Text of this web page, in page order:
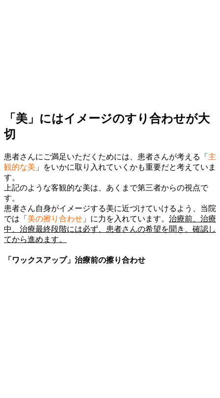
「美」にはイメージのすり合わせが大
切
患者さんにご満足いただくためには、患者さんが考える「 主
観的な美 」をいかに取り入れていくかも重要だと考えていま
す。
上記のような客観的な美は、あくまで第三者からの視点で
す。
患者さん自身がイメージする美に近づけていけるよう、当院
では「 美の擦り合わせ 」に力を入れています。 治療前、治療
中、治療最終段階には必ず、患者さんの希望を聞き、確認し
てから進めます。
「ワックスアップ」治療前の擦り合わせ